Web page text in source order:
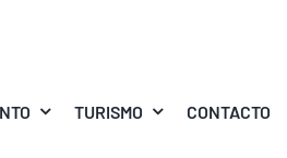
TURISMO CONTACTO